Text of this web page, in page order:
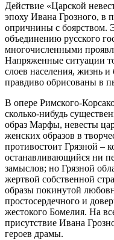
Действие «Царской
эпоху Ивана Грозного, в
опричнины с боярством.
объединению русского
многочисленными
Напряженные ситуации
слоев населения, жизнь
правдиво обрисованы в
В опере Римского-
сколько-нибудь
образ Марфы, невесты
женских образов в
противостоит Грязной –
останавливающийся ни
замыслов; но Грязной
жертвой собственной
образы покинутой
простосердечного и
жестокого Бомелия. На
присутствие Ивана
героев драмы.